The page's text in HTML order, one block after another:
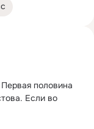
половина
Если во